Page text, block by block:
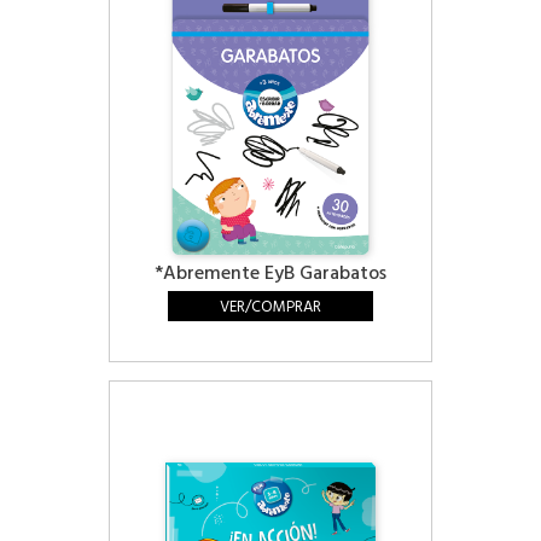
*Abremente EyB Garabatos
VER/COMPRAR